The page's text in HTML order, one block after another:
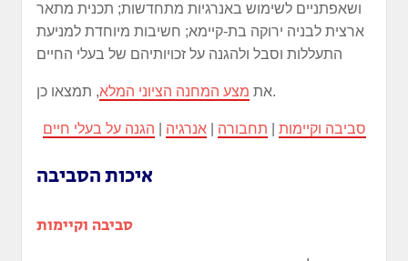
ושאפתניים לשימוש באנרגיות מתחדשות; תכנית מתאר
ארצית לבניה ירוקה בת-קיימא; חשיבות מיוחדת למניעת
התעללות וסבל ולהגנה על זכויותיהם של בעלי החיים
את מצע המחנה הציוני המלא , תמצאו כן.
סביבה וקיימות תחבורה |אנרגיה הגנה על בעלי חיים
איכות הסביבה
סביבה וקיימות